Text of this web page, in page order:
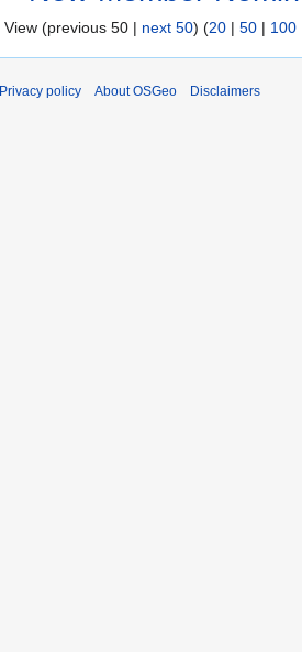
View (previous 50 | next 50) (20 | 50 | 100
Privacy policy About OSGeo Disclaimers